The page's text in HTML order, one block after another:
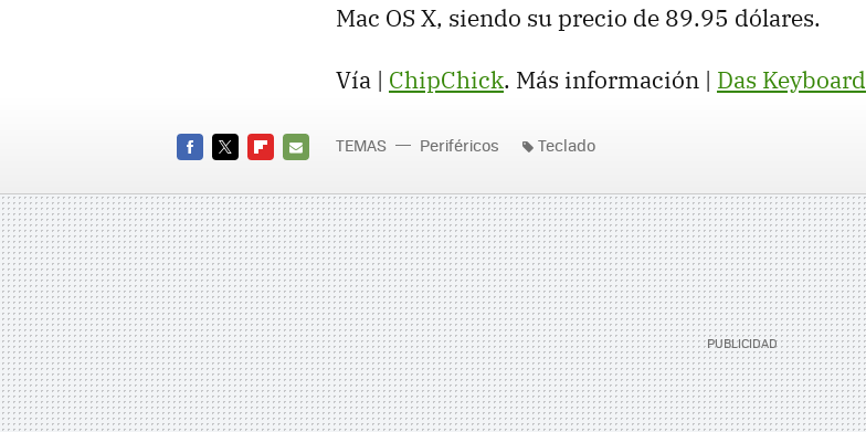
Mac OS X, siendo su precio de 89.95 dólares.
Vía | ChipChick. Más información | Das Keyboard
MAIL
TEMAS Periféricos Teclado